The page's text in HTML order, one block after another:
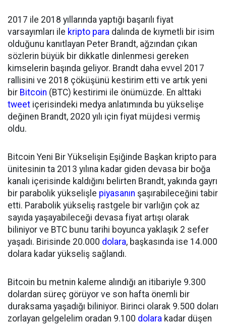
2017 ile 2018 yıllarında yaptığı başarılı fiyat
varsayımları ile kripto para dalında de kıymetli bir isim
olduğunu kanıtlayan Peter Brandt, ağzından çıkan
sözlerin büyük bir dikkatle dinlenmesi gereken
kimselerin başında geliyor. Brandt daha evvel 2017
rallisini ve 2018 çöküşünü kestirim etti ve artık yeni
bir Bitcoin (BTC) kestirimi ile önümüzde. En alttaki
tweet içerisindeki medya anlatımında bu yükselişe
değinen Brandt, 2020 yılı için fiyat müjdesi vermiş
oldu.
Bitcoin Yeni Bir Yükselişin Eşiğinde Başkan kripto para
ünitesinin ta 2013 yılına kadar giden devasa bir boğa
kanalı içerisinde kaldığını belirten Brandt, yakında gayrı
bir parabolik yükselişle piyasanın şaşırabileceğini tabir
etti. Parabolik yükseliş rastgele bir varlığın çok az
sayıda yaşayabileceği devasa fiyat artışı olarak
biliniyor ve BTC bunu tarihi boyunca yaklaşık 2 sefer
yaşadı. Birisinde 20.000 dolara, başkasında ise 14.000
dolara kadar yükseliş sağlandı.
Bitcoin bu metnin kaleme alındığı an itibariyle 9.300
dolardan süreç görüyor ve son hafta önemli bir
duraksama yaşadığı biliniyor. Birinci olarak 9.500 doları
zorlayan gelgelelim oradan 9.100 dolara kadar düşen